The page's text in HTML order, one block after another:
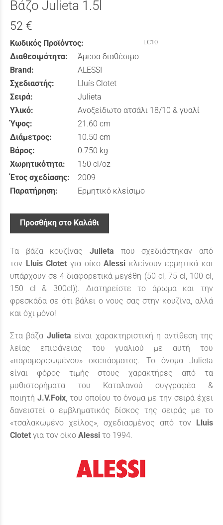
Βάζο Julieta 1.5l
52 €
Κωδικός Προϊόντος: LC10
Διαθεσιμότητα:
Άμεσα διαθέσιμο
Brand:
ALESSI
Σχεδιαστής:
Lluís Clotet
Σειρά:
Julieta
Υλικό:
Ανοξείδωτο ατσάλι 18/10 & γυαλί
Ύψος:
21.60 cm
Διάμετρος:
10.50 cm
Βάρος:
0.750 kg
Χωρητικότητα:
150 cl/oz
Έτος σχεδίασης:
2009
Παρατήρηση:
Ερμητικό κλείσιμο
Προσθήκη στο Καλάθι
Τα βάζα κουζίνας Julieta
που σχεδιάστηκαν από
τον Lluis Clotet για οίκο Alessi κλείνουν ερμητικά και
υπάρχουν σε 4 διαφορετικά μεγέθη (50 cl, 75 cl, 100 cl,
150 cl & 300cl)). Διατηρείστε το άρωμα και την
φρεσκάδα σε ότι βάλει ο νους σας στην κουζίνα, αλλά
και όχι μόνο!
Στα βάζα Julieta είναι χαρακτηριστική η αντίθεση της
λείας επιφάνειας του γυαλιού με αυτή του
«παραμορφωμένου» σκεπάσματος. Το όνομα Julieta
είναι φόρος τιμής στους χαρακτήρες από τα
μυθιστορήματα του Καταλανού συγγραφέα &
ποιητή J.V.Foix, του οποίου το όνομα με την σειρά έχει
δανειστεί ο εμβληματικός δίσκος της σειράς με το
«τσαλακωμένο χείλος», σχεδιασμένος από τον Lluis
Clotet για τον οίκο Alessi το 1994.